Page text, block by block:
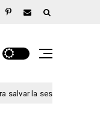
de este jueves